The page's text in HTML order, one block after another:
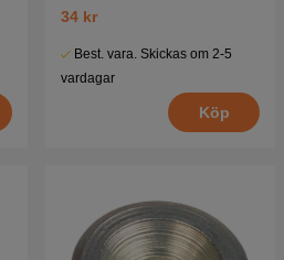
34 kr
Best. vara. Skickas om 2-5
vardagar
Köp